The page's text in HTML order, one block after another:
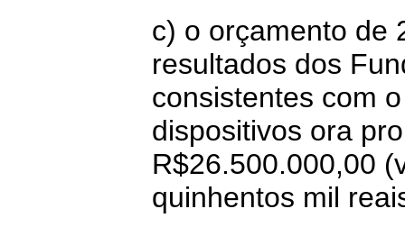
c) o orçamento de
resultados dos
consistentes com
dispositivos ora
R$26.500.000,00
quinhentos mil